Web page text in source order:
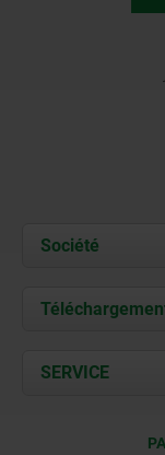
Société
À propos de
Contact
Documents
SERVICE